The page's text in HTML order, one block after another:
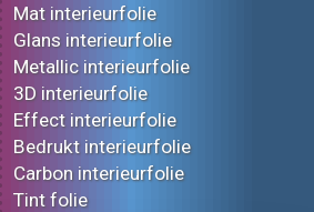
Mat interieurfolie
Glans interieurfolie
Metallic interieurfolie
3D interieurfolie
Effect interieurfolie
Bedrukt interieurfolie
Carbon interieurfolie
Tint folie